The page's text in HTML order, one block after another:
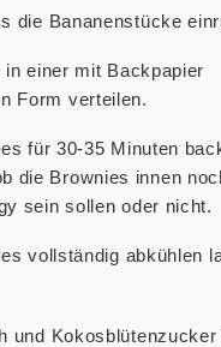
die Bananenstücke
Form verteilen.
die Brownies innen
sein sollen oder nicht.
vollständig abkühlen